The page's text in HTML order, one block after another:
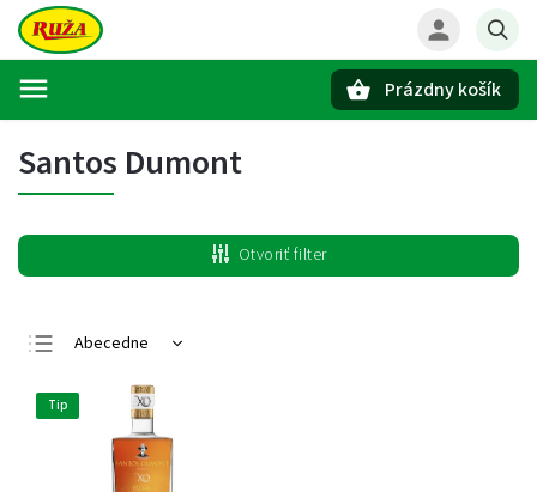
Prázdny košík
Santos Dumont
Otvoriť filter
Abecedne
Najlacnejšie
Najdrahšie
Najpredávanejšie
Tip